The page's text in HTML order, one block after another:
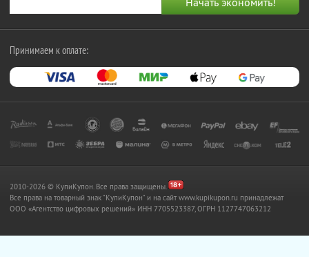
Принимаем к оплате:
2010-2026 © КупиКупон. Все права защищены.
Все права на товарный знак "КупиКупон" и на сайт www.kupikupon.ru принадлежат
OOO «Агентство цифровых решений» ИНН 7705523387, ОГРН 1127747063212